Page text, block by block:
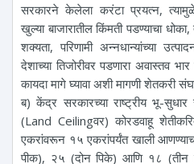
सरकारने केलेला करंटा प्रयत्न, त्यामुळे
खुल्या बाजारातील किंमती पडण्याचा
शक्यता, परिणामी अन्नधान्यांच्या
देशाच्या तिजोरीवर पडणारा अवास्तव
कायदा मागे घ्यावा अशी मागणी
ब) केंद्र सरकारच्या राष्ट्रीय भू-सुधार
(Land Ceilingवर) कोरडवाहू
एकरांवरून १५ एकरांपर्यंत खाली
पीक), २५ (दोन पिके) आणि १८